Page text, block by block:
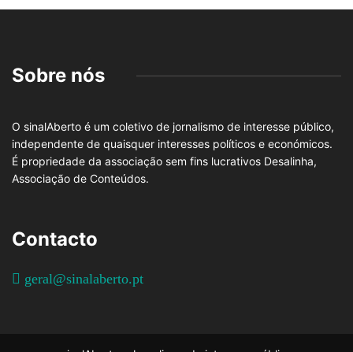
Sobre nós
O sinalAberto é um coletivo de jornalismo de interesse público,
independente de quaisquer interesses políticos e económicos.
É propriedade da associação sem fins lucrativos Desalinha,
Associação de Conteúdos.
Contacto
geral@sinalaberto.pt